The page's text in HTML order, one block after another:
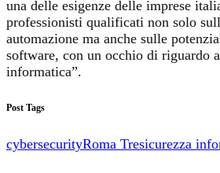
una delle esigenze delle imprese
professionisti qualificati non solo
automazione ma anche sulle
software, con un occhio di riguardo
informatica”.
Post Tags
cybersecurityRoma Tresicurezza